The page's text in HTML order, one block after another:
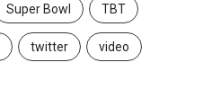
Super Bowl TBT
twitter video